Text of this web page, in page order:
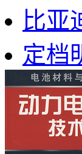
比亚
定档